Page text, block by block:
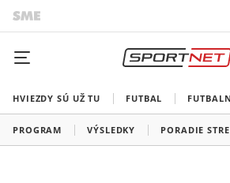
HVIEZDY SÚ UŽ TU FUTBAL
PROGRAM VÝSLEDKY PORADIE